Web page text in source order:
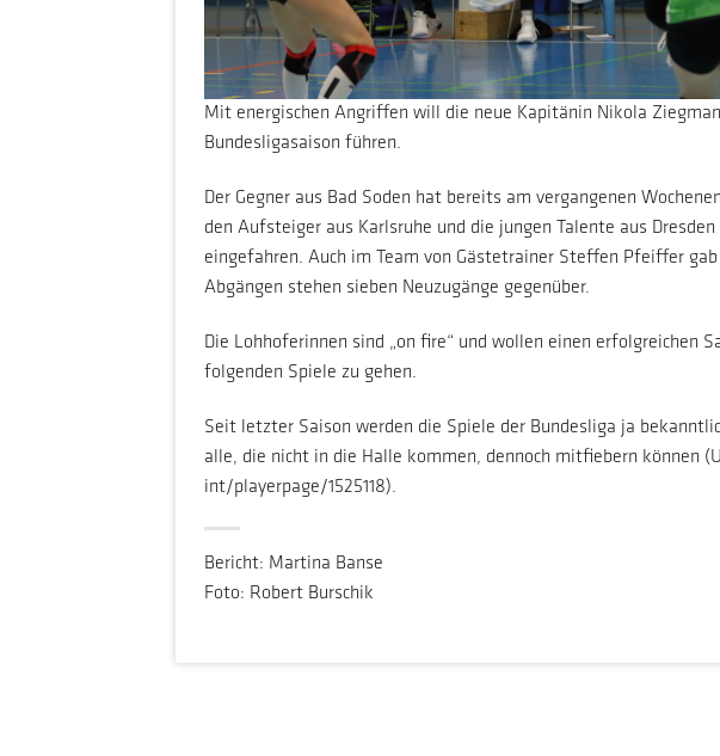
Mit energischen Angriffen will die neue Kapitänin Nikola
Bundesligasaison führen.
Der Gegner aus Bad Soden hat bereits am vergangenen
den Aufsteiger aus Karlsruhe und die jungen Talente aus
eingefahren. Auch im Team von Gästetrainer Steffen Pfeiffer
Abgängen stehen sieben Neuzugänge gegenüber.
Die Lohhoferinnen sind „on fire“ und wollen einen erfolgreichen
folgenden Spiele zu gehen.
Seit letzter Saison werden die Spiele der Bundesliga ja
alle, die nicht in die Halle kommen, dennoch mitfiebern können
int/playerpage/1525118).
Bericht: Martina Banse
Foto: Robert Burschik